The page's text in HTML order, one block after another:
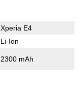
Xperia E4
Li-Ion
2300 mAh